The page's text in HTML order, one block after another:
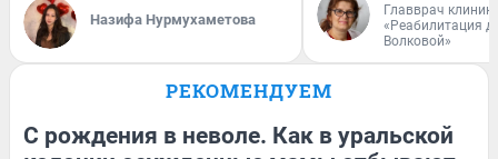
Назифа Нурмухаметова
Главврач
«Реабилитация
Волковой»
РЕКОМЕНДУЕМ
С рождения в неволе. Как в уральской